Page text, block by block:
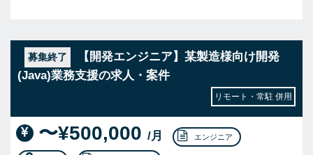
募集終了
【開発エンジニア】某製造様向け開発
(Java)業務支援の求人・案件
リモート・常駐 併用
〜¥500,000 /月 エンジニア